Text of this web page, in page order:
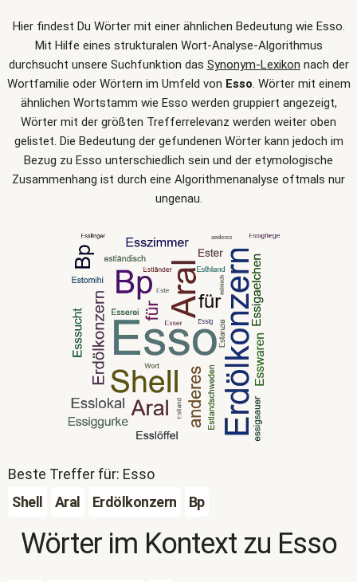
Hier findest Du Wörter mit einer ähnlichen Bedeutung wie Esso.
Mit Hilfe eines strukturalen Wort-Analyse-Algorithmus
durchsucht unsere Suchfunktion das Synonym-Lexikon nach der
Wortfamilie oder Wörtern im Umfeld von Esso. Wörter mit einem
ähnlichen Wortstamm wie Esso werden gruppiert angezeigt,
Wörter mit der größten Trefferrelevanz werden weiter oben
gelistet. Die Bedeutung der gefundenen Wörter kann jedoch im
Bezug zu Esso unterschiedlich sein und der etymologische
Zusammenhang ist durch eine Algorithmenanalyse oftmals nur
ungenau.
Beste Treffer für: Esso
Shell
Aral Erdölkonzern Bp
Wörter im Kontext zu Esso